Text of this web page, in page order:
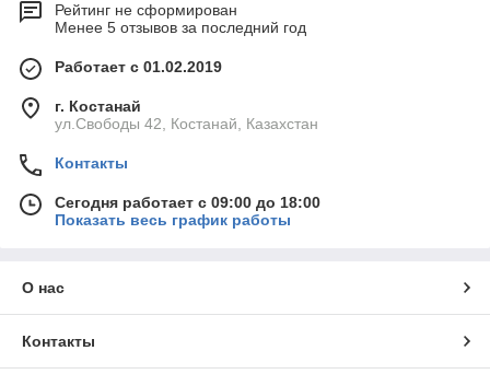
Рейтинг не сформирован
Менее 5 отзывов за последний год
Работает с 01.02.2019
г. Костанай
ул.Свободы 42, Костанай, Казахстан
Контакты
Сегодня работает с 09:00 до 18:00
Показать весь график работы
О нас
Контакты